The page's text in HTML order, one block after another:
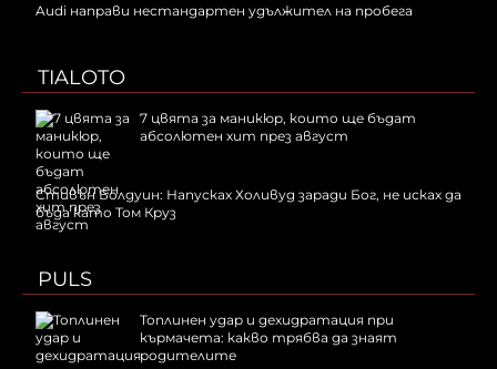
Audi направи нестандартен удължител на пробега
TIALOTO
7 цвята за маникюр, които ще бъдат
абсолютен хит през август
Стивън Болдуин: Напусках Холивуд заради Бог, не исках да
бъда като Том Круз
PULS
Топлинен удар и дехидратация при
кърмачета: какво трябва да знаят
родителите